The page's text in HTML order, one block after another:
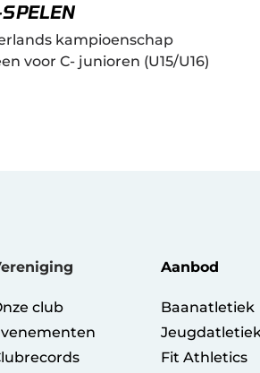
kampioenschap
voor C- junioren (U15/U16)
club
Aanbod
Baanatletiek
Fit Athletics